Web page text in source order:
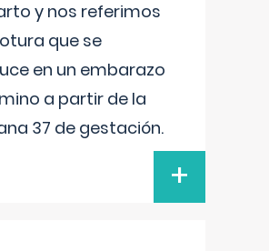
y nos referimos
que se
en un embarazo
a partir de la
37 de gestación.
+